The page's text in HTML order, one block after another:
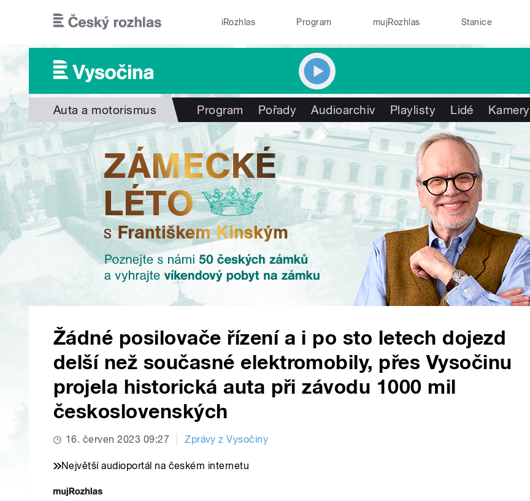
iRozhlas Program mujRozhlas Stanice
Auta a motorismus Program Pořady Audioarchiv Playlisty Lidé Kamery
Žádné posilovače řízení a i po sto letech dojezd
delší než současné elektromobily, přes Vysočinu
projela historická auta při závodu 1000 mil
československých
16. červen 2023 09:27 Zprávy z Vysočiny
Největší audioportál na českém internetu